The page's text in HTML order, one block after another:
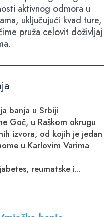
aktivnog odmora u
uključujući kvad ture,
pruža celovit doživljaj
banja u Srbiji
Goč, u Raškom okrugu
izvora, od kojih je jedan
u Karlovim Varima
reumatske i...